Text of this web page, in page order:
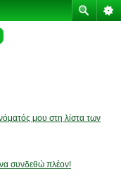
μου στη λίστα των
συνδεθώ πλέον!